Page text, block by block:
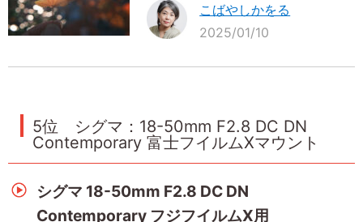
こばやしかをる
2025/01/10
5位 シグマ：18-50mm F2.8 DC DN
Contemporary 富士フイルムXマウント
シグマ 18-50mm F2.8 DC DN
Contemporary フジフイルムX用